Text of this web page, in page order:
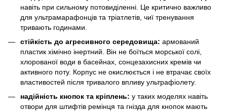
навіть при сильному потовиділенні. Це критично важливо
для ультрамарафонців та тріатлетів, чиї тренування
тривають годинами.
стійкість до агресивного середовища: армований
пластик хімічно інертний. Він не боїться морської солі,
хлорованої води в басейнах, сонцезахисних кремів чи
активного поту. Корпус не окислюється і не втрачає своїх
властивостей після тривалого впливу ультрафіолету.
надійність кнопок та кріплень: у таких моделях навіть
отвори для штифтів ремінця та гнізда для кнопок мають